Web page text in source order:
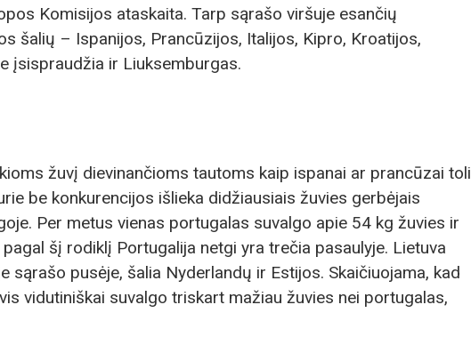
Komisijos ataskaita. Tarp sąrašo viršuje esančių
šalių – Ispanijos, Prancūzijos, Italijos, Kipro, Kroatijos,
įsispraudžia ir Liuksemburgas.
žuvį dievinančioms tautoms kaip ispanai ar prancūzai toli
be konkurencijos išlieka didžiausiais žuvies gerbėjais
Per metus vienas portugalas suvalgo apie 54 kg žuvies ir
šį rodiklį Portugalija netgi yra trečia pasaulyje. Lietuva
sąrašo pusėje, šalia Nyderlandų ir Estijos. Skaičiuojama, kad
vidutiniškai suvalgo triskart mažiau žuvies nei portugalas,